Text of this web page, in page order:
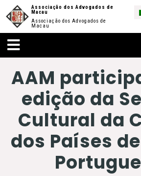
Associação dos Advogados de
Macau
Associação dos Advogados de
Macau
AAM
edição da
Cultural da
dos Países